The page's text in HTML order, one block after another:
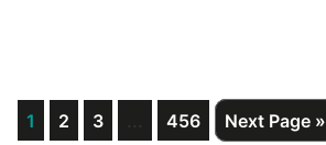
Page
1 Page
2 Page
3
Interim
… Page
456
Go
Next Page »